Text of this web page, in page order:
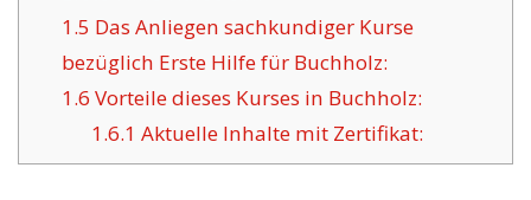
1.5 Das Anliegen sachkundiger Kurse
bezüglich Erste Hilfe für Buchholz:
1.6 Vorteile dieses Kurses in Buchholz:
1.6.1 Aktuelle Inhalte mit Zertifikat: